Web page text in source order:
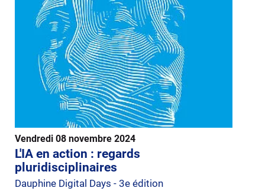
Vendredi 08 novembre 2024
L'IA en action : regards
pluridisciplinaires
Dauphine Digital Days - 3e édition